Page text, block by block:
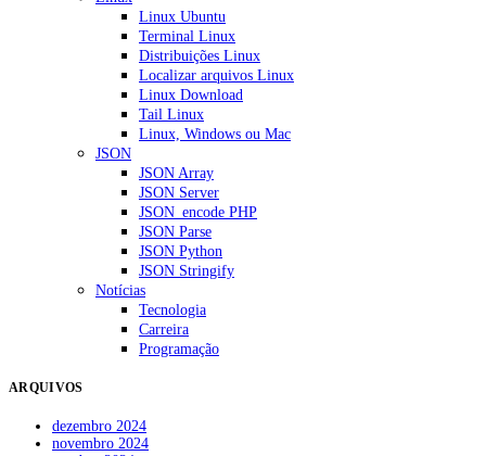
Linux Ubuntu
Terminal Linux
Distribuições Linux
Localizar arquivos Linux
Linux Download
Tail Linux
Linux, Windows ou Mac
JSON
JSON Array
JSON Server
JSON_encode PHP
JSON Parse
JSON Python
JSON Stringify
Notícias
Tecnologia
Carreira
Programação
ARQUIVOS
dezembro 2024
novembro 2024